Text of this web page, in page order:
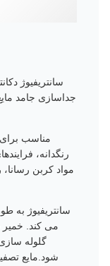
سانتریفیوژ
جداسازی جامد
مناسب برای
مواد کربن
سانتریفیوژ به
می کند. خمیر
گلوله
شود.مایع